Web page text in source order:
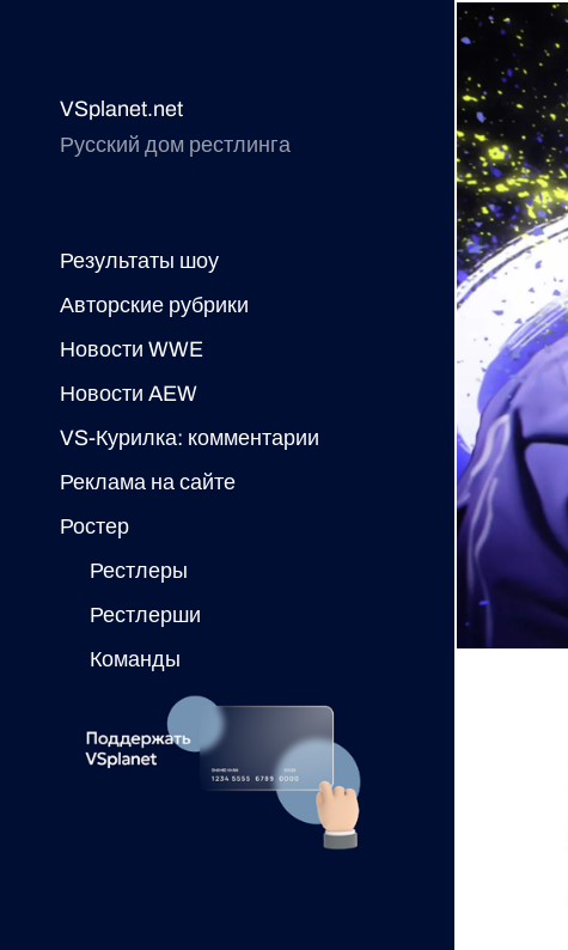
VSplanet.net
Русский дом рестлинга
Результаты шоу
Авторские рубрики
Новости WWE
Новости AEW
VS-Курилка: комментарии
Реклама на сайте
Ростер
Рестлеры
Рестлерши
Команды